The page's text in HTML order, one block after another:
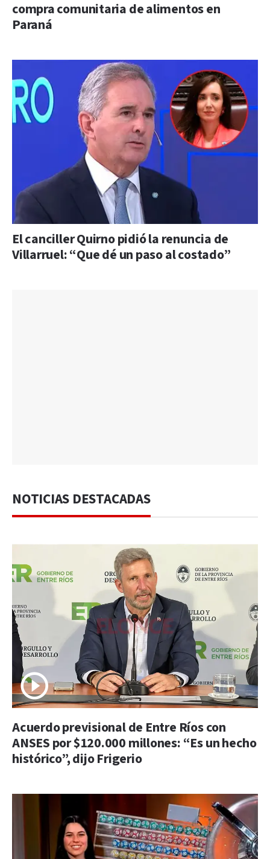
compra comunitaria de alimentos en
Paraná
El canciller Quirno pidió la renuncia de
Villarruel: “Que dé un paso al costado”
NOTICIAS DESTACADAS
Acuerdo previsional de Entre Ríos con
ANSES por $120.000 millones: “Es un hecho
histórico”, dijo Frigerio